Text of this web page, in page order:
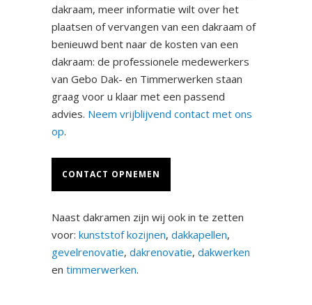
dakraam, meer informatie wilt over het
plaatsen of vervangen van een dakraam of
benieuwd bent naar de kosten van een
dakraam: de professionele medewerkers
van Gebo Dak- en Timmerwerken staan
graag voor u klaar met een passend
advies. Neem vrijblijvend contact met ons
op.
CONTACT OPNEMEN
Naast dakramen zijn wij ook in te zetten
voor: kunststof kozijnen, dakkapellen,
gevelrenovatie, dakrenovatie, dakwerken
en timmerwerken.